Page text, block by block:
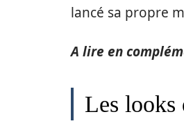
lancé sa propre
A lire en
Les looks